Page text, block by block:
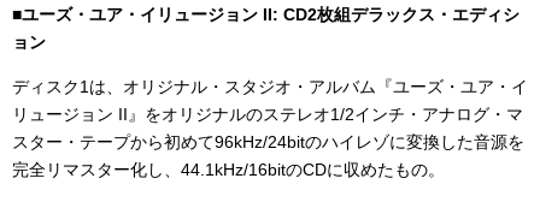
■ユーズ・ユア・イリュージョン II: CD2枚組デラックス・エディシ
ョン
ディスク1は、オリジナル・スタジオ・アルバム『ユーズ・ユア・イ
リュージョン II』をオリジナルのステレオ1/2インチ・アナログ・マ
スター・テープから初めて96kHz/24bitのハイレゾに変換した音源を
完全リマスター化し、44.1kHz/16bitのCDに収めたもの。